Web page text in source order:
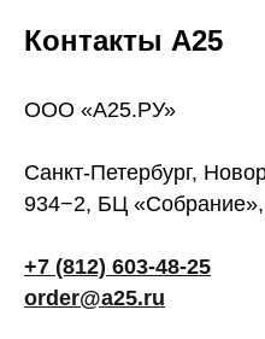
Контакты А25
ООО «А25.РУ»
Санкт-Петербург,
934−2, БЦ «Собрание»,
+7 (812) 603-48-25
order@a25.ru